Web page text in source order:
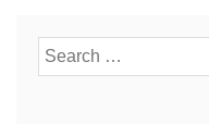
Search
for: